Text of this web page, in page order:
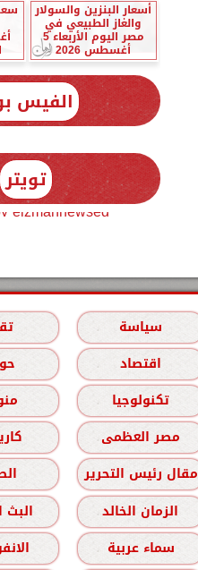
أسعار البنزين والسولار
والغاز الطبيعي في
مصر اليوم الأربعاء 5
أغسطس 2026
الفيس
تويتر
elzmannewseg
سياسة
اقتصاد
تكنولوجيا
مصر العظمى
مقال رئيس التحرير
الزمان الخالد
البث
سماء عربية